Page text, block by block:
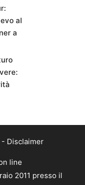
al
a
Disclaimer
line
2011 presso il